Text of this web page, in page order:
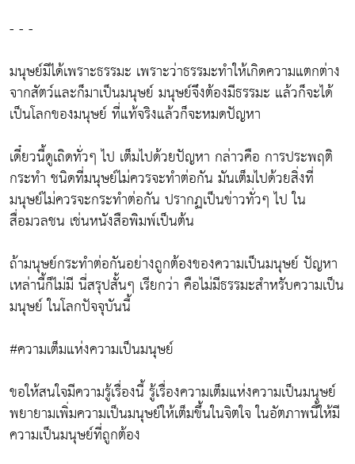
- - -
มนุษย์มีได้เพราะธรรมะ เพราะว่าธรรมะทำให้เกิดความแตกต่าง
จากสัตว์และก็มาเป็นมนุษย์ มนุษย์จึงต้องมีธรรมะ แล้วก็จะได้
เป็นโลกของมนุษย์ ที่แท้จริงแล้วก็จะหมดปัญหา
เดี๋ยวนี้ดูเถิดทั่วๆ ไป เต็มไปด้วยปัญหา กล่าวคือ การประพฤติ
กระทำ ชนิดที่มนุษย์ไม่ควรจะทำต่อกัน มันเต็มไปด้วยสิ่งที่
มนุษย์ไม่ควรจะกระทำต่อกัน ปรากฏเป็นข่าวทั่วๆ ไป ใน
สื่อมวลชน เช่นหนังสือพิมพ์เป็นต้น
ถ้ามนุษย์กระทำต่อกันอย่างถูกต้องของความเป็นมนุษย์ ปัญหา
เหล่านี้ก็ไม่มี นี่สรุปสั้นๆ เรียกว่า คือไม่มีธรรมะสำหรับความเป็น
มนุษย์ ในโลกปัจจุบันนี้
#ความเต็มแห่งความเป็นมนุษย์
ขอให้สนใจมีความรู้เรื่องนี้ รู้เรื่องความเต็มแห่งความเป็นมนุษย์
พยายามเพิ่มความเป็นมนุษย์ให้เต็มขึ้นในจิตใจ ในอัตภาพนี้ให้มี
ความเป็นมนุษย์ที่ถูกต้อง